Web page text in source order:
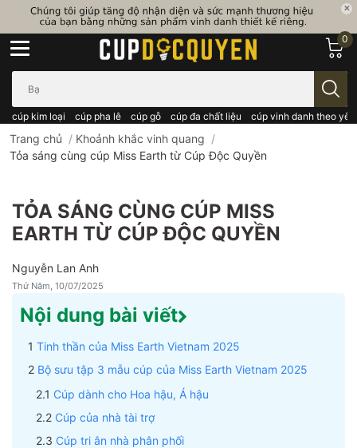
cúp kim loại cúp pha lê cúp gỗ cúp đa chất liệu cúp vinh danh theo
0
Trang chủ / Khoảnh khắc vinh quang /
Tỏa sáng cùng cúp Miss Earth từ Cúp Độc Quyền
TỎA SÁNG CÙNG CÚP MISS
EARTH TỪ CÚP ĐỘC QUYỀN
Nguyễn Lan Anh
Thứ Năm, 10/07/2025
Nội dung bài viết
Tinh thần của Miss Earth Vietnam 2025
Bộ sưu tập 3 mẫu cúp của Miss Earth Vietnam 2025
Cúp dành cho Hoa hậu, Á hậu
Cúp của nhà tài trợ
Cúp tri ân nhà phân phối